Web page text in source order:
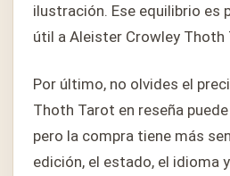
ilustración. Ese equilibrio es
útil a Aleister Crowley Thoth
Por último, no olvides el
Thoth Tarot en reseña
pero la compra tiene más
edición, el estado, el idioma